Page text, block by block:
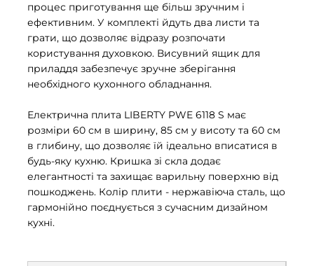
процес приготування ще більш зручним і
ефективним. У комплекті йдуть два листи та
грати, що дозволяє відразу розпочати
користування духовкою. Висувний ящик для
приладдя забезпечує зручне зберігання
необхідного кухонного обладнання.
Електрична плита LIBERTY PWE 6118 S має
розміри 60 см в ширину, 85 см у висоту та 60 см
в глибину, що дозволяє їй ідеально вписатися в
будь-яку кухню. Кришка зі скла додає
елегантності та захищає варильну поверхню від
пошкоджень. Колір плити - нержавіюча сталь, що
гармонійно поєднується з сучасним дизайном
кухні.